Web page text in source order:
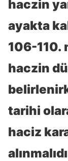
haczin
ayakta
106-110.
haczin
tarihi
haciz